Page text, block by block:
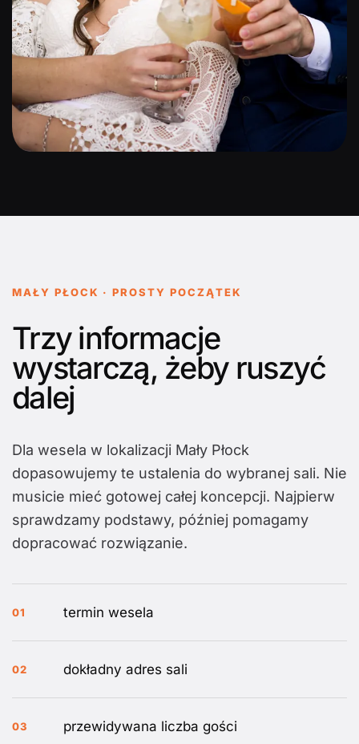
MAŁY PŁOCK · PROSTY POCZĄTEK
Trzy informacje
wystarczą, żeby ruszyć
dalej
Dla wesela w lokalizacji Mały Płock
dopasowujemy te ustalenia do wybranej sali. Nie
musicie mieć gotowej całej koncepcji. Najpierw
sprawdzamy podstawy, później pomagamy
dopracować rozwiązanie.
01 termin wesela
02 dokładny adres sali
03 przewidywana liczba gości